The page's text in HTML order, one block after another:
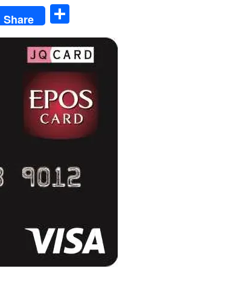
Share
有